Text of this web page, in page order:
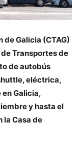
Galicia (CTAG)
Transportes de
de autobús
eléctrica,
Galicia,
y hasta el
la Casa de